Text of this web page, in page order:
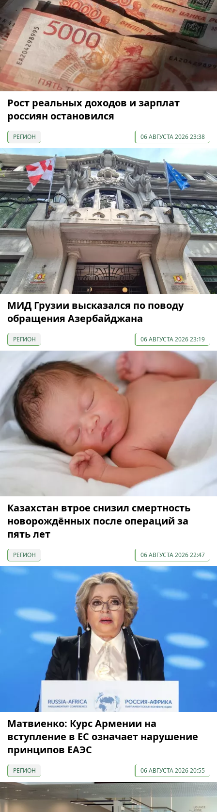
Рост реальных доходов и зарплат
россиян остановился
РЕГИОН 06 АВГУСТА 2026 23:38
МИД Грузии высказался по поводу
обращения Азербайджана
РЕГИОН 06 АВГУСТА 2026 23:19
Казахстан втрое снизил смертность
новорождённых после операций за
пять лет
РЕГИОН 06 АВГУСТА 2026 22:47
Матвиенко: Курс Армении на
вступление в ЕС означает нарушение
принципов ЕАЭС
РЕГИОН 06 АВГУСТА 2026 20:55